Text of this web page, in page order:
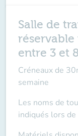
Salle de
entre 3 et
Créneaux de
semaine
Les noms de
indiqués lors